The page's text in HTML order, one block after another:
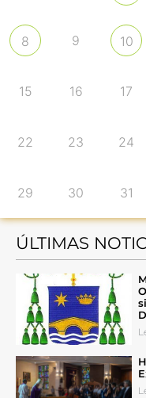
8 9 10
15 16 17
22 23 24
29 30 31
ÚLTIMAS